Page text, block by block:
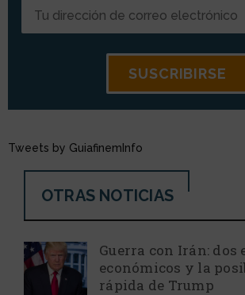
Tweets by GuiafinemInfo
OTRAS NOTICIAS
Guerra con Irán: dos
económicos y la
rápida de Trump